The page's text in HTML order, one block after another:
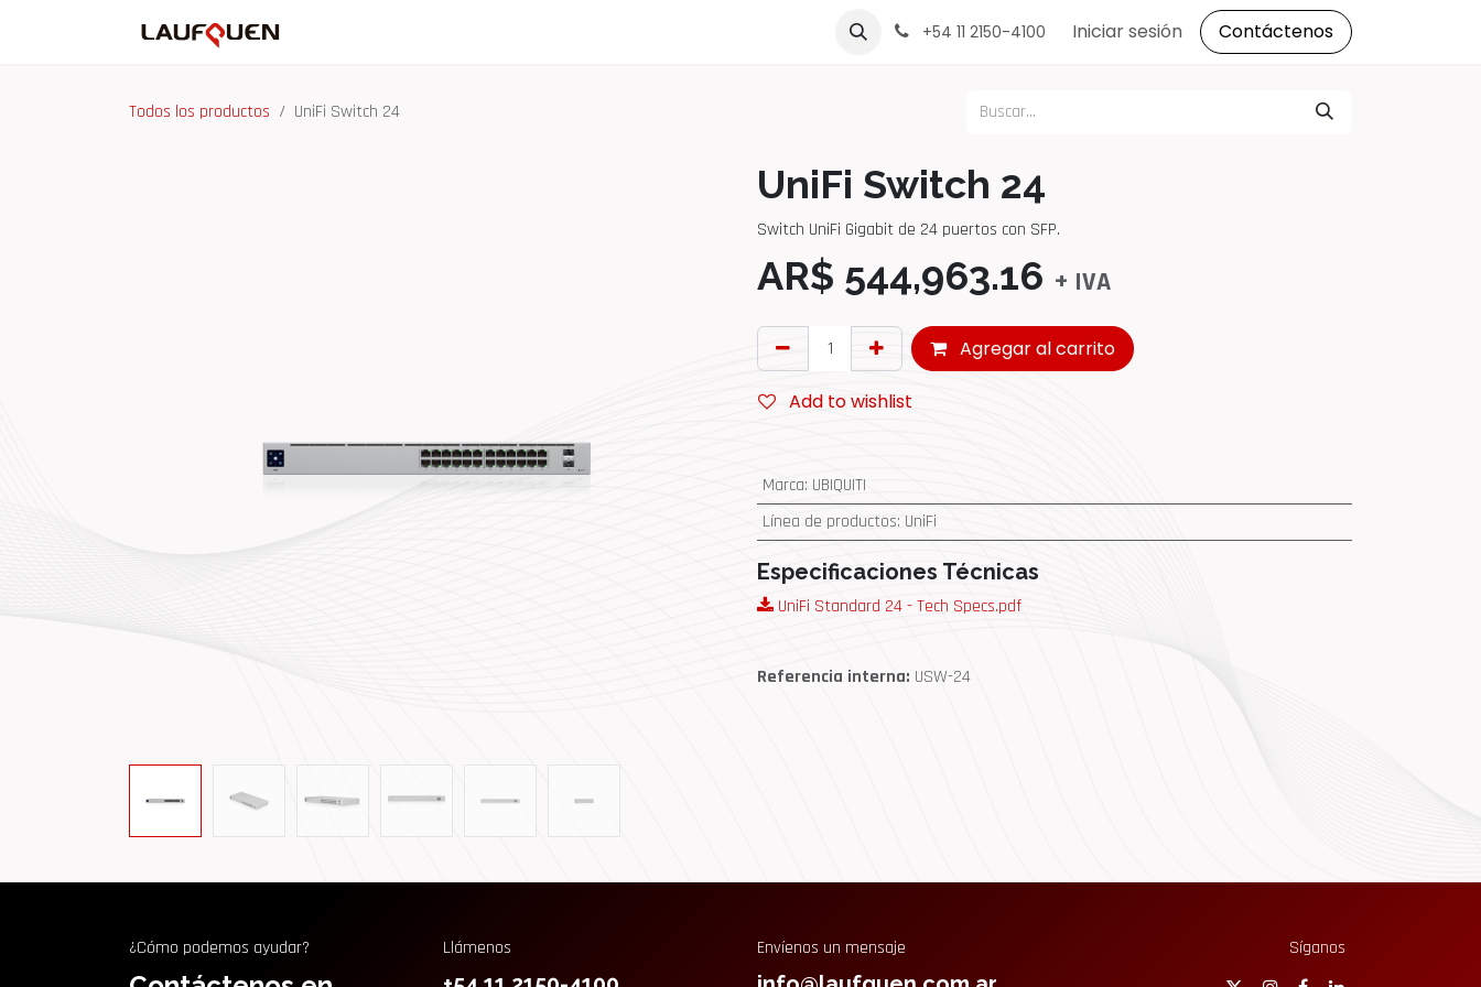
Lista de Precios
+54 11 2150-4100 Iniciar sesión Contáctenos
Todos los productos UniFi Switch 24
UniFi Switch 24
Switch UniFi Gigabit de 24 puertos con SFP.
AR$ 544,963.16 + IVA
Agregar al carrito
Add to wishlist
Marca: UBIQUITI
Línea de productos: UniFi
Especificaciones Técnicas
UniFi Standard 24 - Tech Specs.pdf
Referencia interna: USW-24
¿Cómo podemos ayudar? Llámenos Envíenos un mensaje Síganos